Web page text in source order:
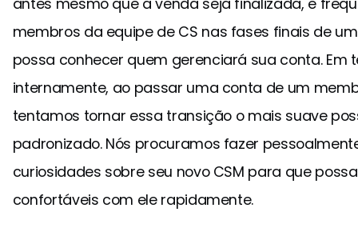
membros da equipe de CS nas fases finais de
possa conhecer quem gerenciará sua conta.
internamente, ao passar uma conta de um
tentamos tornar essa transição o mais suave
padronizado. Nós procuramos fazer
curiosidades sobre seu novo CSM para que
confortáveis com ele rapidamente.